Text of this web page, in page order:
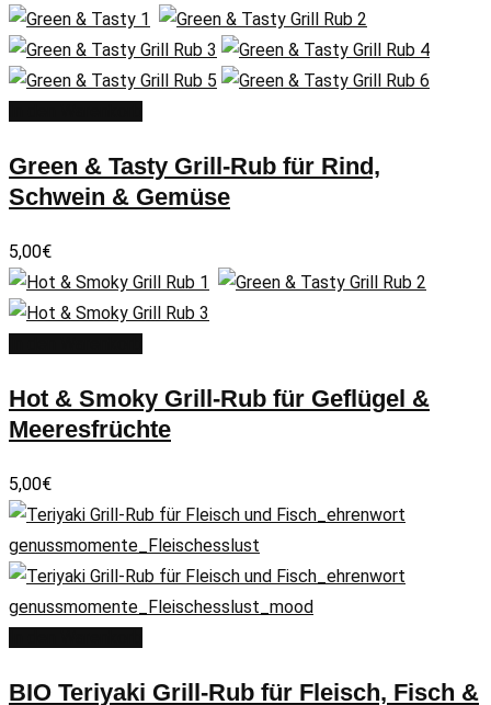
Green & Tasty Grill-Rub für Rind,
Schwein & Gemüse
5,00€
Hot & Smoky Grill-Rub für Geflügel &
Meeresfrüchte
5,00€
BIO Teriyaki Grill-Rub für Fleisch, Fisch &